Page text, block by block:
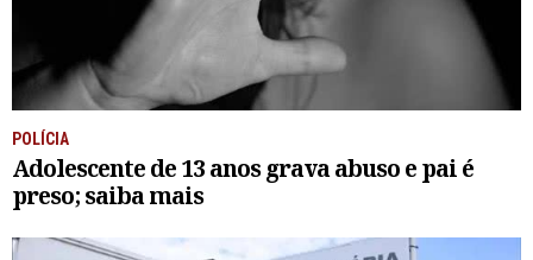
POLÍCIA
Adolescente de 13 anos grava abuso e pai é
preso; saiba mais